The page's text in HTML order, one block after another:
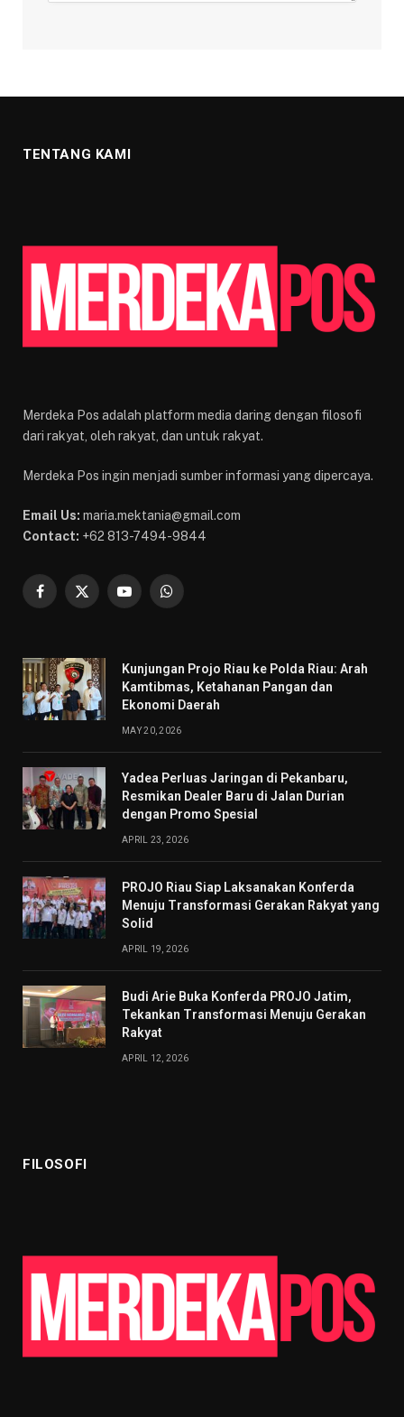
TENTANG KAMI
Merdeka Pos adalah platform media daring dengan filosofi
dari rakyat, oleh rakyat, dan untuk rakyat.
Merdeka Pos ingin menjadi sumber informasi yang dipercaya.
Email Us: maria.mektania@gmail.com
Contact: +62 813-7494-9844
Facebook
X
YouTubeWhatsApp
Kunjungan Projo Riau ke Polda Riau: Arah
Kamtibmas, Ketahanan Pangan dan
Ekonomi Daerah
MAY 20, 2026
Yadea Perluas Jaringan di Pekanbaru,
Resmikan Dealer Baru di Jalan Durian
dengan Promo Spesial
APRIL 23, 2026
PROJO Riau Siap Laksanakan Konferda
Menuju Transformasi Gerakan Rakyat yang
Solid
APRIL 19, 2026
Budi Arie Buka Konferda PROJO Jatim,
Tekankan Transformasi Menuju Gerakan
Rakyat
APRIL 12, 2026
FILOSOFI